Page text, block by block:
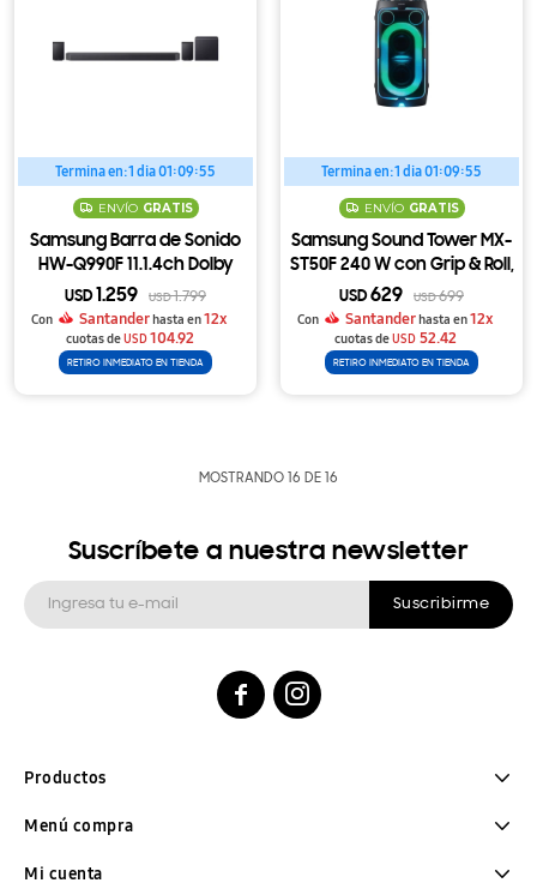
Termina en:1 dia 01:09:54
ENVÍO GRATIS
Samsung Barra de Sonido
HW-Q990F 11.1.4ch Dolby
Atmos con Subwoofer y
Parlantes Traseros
Inalámbricos
USD 1.259 USD1.799
Con
Santanderhasta en12x
cuotas deUSD104.92
RETIRO INMEDIATO EN TIENDA
Termina en:1 dia 01:09:54
ENVÍO GRATIS
Samsung Sound Tower MX-
ST50F 240 W con Grip & Roll,
Party Lights y Batería
Reemplazable de 18 h
USD 629 USD699
Con
Santanderhasta en12x
cuotas deUSD 52.42
RETIRO INMEDIATO EN TIENDA
MOSTRANDO 16 DE 16
Menú compra
Mi cuenta
Productos
Suscríbete a nuestra newsletter
Suscribirme
 